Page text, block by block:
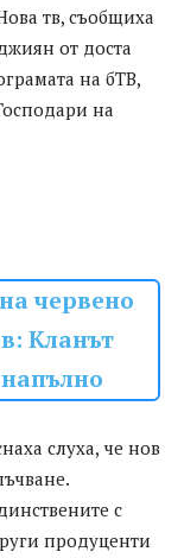
тв, съобщиха
от доста
на бТВ,
на
червено
Кланът
слуха, че нов
с
продуценти